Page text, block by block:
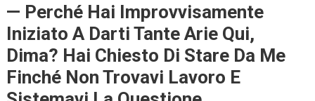
— Perché Hai Improvvisamente
Iniziato A Darti Tante Arie Qui,
Dima? Hai Chiesto Di Stare Da Me
Finché Non Trovavi Lavoro E